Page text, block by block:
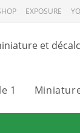
EXPOSURE
et
1